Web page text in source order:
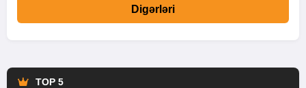
Digərləri
TOP 5